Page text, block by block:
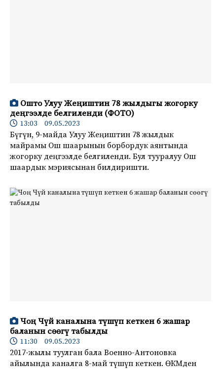
Ошто Улуу Жеңиштин 78 жылдыгы жогорку
деңгээлде белгиленди (ФОТО)
13:03 09.05.2023
Бүгүн, 9-майда Улуу Жеңиштин 78 жылдык
майрамы Ош шаарынын борбордук аянтында
жогорку деңгээлде белгиленди. Бул тууралуу Ош
шаардык мэриясынан билдиришти.
Чоң Чүй каналына түшүп кеткен 6 жашар
баланын сөөгү табылды
11:30 09.05.2023
2017-жылы туулган бала Военно-Антоновка
айылында каналга 8-май түшүп кеткен. ӨКМден